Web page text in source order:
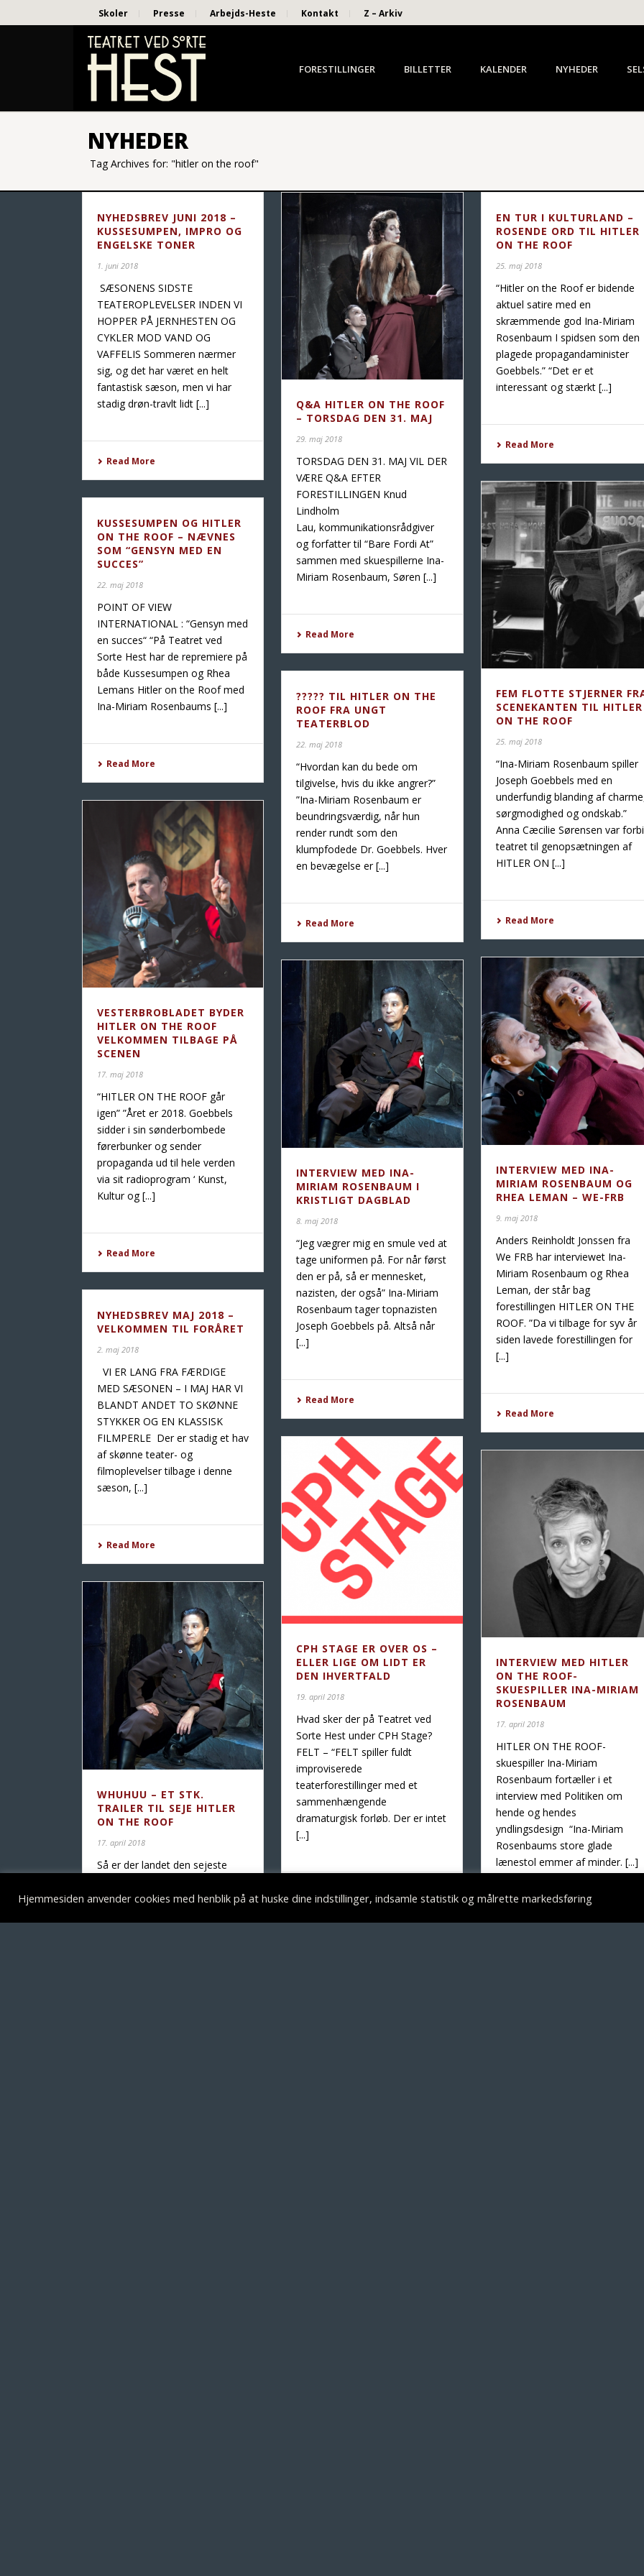
Skoler Presse Arbejds-Heste Kontakt Z – Arkiv
FORESTILLINGER BILLETTER KALENDER NYHEDER
NYHEDER
Tag Archives for: "hitler on the roof"
NYHEDSBREV JUNI 2018 –
KUSSESUMPEN, IMPRO OG
ENGELSKE TONER
1. juni 2018
SÆSONENS SIDSTE
TEATEROPLEVELSER INDEN VI
HOPPER PÅ JERNHESTEN OG
CYKLER MOD VAND OG
VAFFELIS Sommeren nærmer
sig, og det har været en helt
fantastisk sæson, men vi har
stadig drøn-travlt lidt [...]
Read More
Q&A HITLER ON THE ROOF
– TORSDAG DEN 31. MAJ
29. maj 2018
TORSDAG DEN 31. MAJ VIL DER
VÆRE Q&A EFTER
FORESTILLINGEN Knud
Lindholm
Lau, kommunikationsrådgiver
og forfatter til “Bare Fordi At”
sammen med skuespillerne Ina-
Miriam Rosenbaum, Søren [...]
Read More
EN TUR I KULTURLAND –
ROSENDE ORD TIL HITLER
ON THE ROOF
25. maj 2018
“Hitler on the Roof er bidende
aktuel satire med en
skræmmende god Ina-Miriam
Rosenbaum I spidsen som den
plagede propagandaminister
Goebbels.” “Det er et
interessant og stærkt [...]
Read More
FEM FLOTTE STJERNER
SCENEKANTEN TIL HITLER
ON THE ROOF
25. maj 2018
“Ina-Miriam Rosenbaum spiller
Joseph Goebbels med en
underfundig blanding af
sørgmodighed og ondskab.”
Anna Cæcilie Sørensen var forbi
teatret til genopsætningen af
HITLER ON [...]
Read More
KUSSESUMPEN OG HITLER
ON THE ROOF – NÆVNES
SOM “GENSYN MED EN
SUCCES”
22. maj 2018
POINT OF VIEW
INTERNATIONAL : “Gensyn med
en succes“ “På Teatret ved
Sorte Hest har de repremiere på
både Kussesumpen og Rhea
Lemans Hitler on the Roof med
Ina-Miriam Rosenbaums [...]
Read More
????? TIL HITLER ON THE
ROOF FRA UNGT
TEATERBLOD
22. maj 2018
“Hvordan kan du bede om
tilgivelse, hvis du ikke angrer?”
”Ina-Miriam Rosenbaum er
beundringsværdig, når hun
render rundt som den
klumpfodede Dr. Goebbels. Hver
en bevægelse er [...]
Read More
VESTERBROBLADET BYDER
HITLER ON THE ROOF
VELKOMMEN TILBAGE PÅ
SCENEN
17. maj 2018
“HITLER ON THE ROOF går
igen” ”Året er 2018. Goebbels
sidder i sin sønderbombede
førerbunker og sender
propaganda ud til hele verden
via sit radioprogram ‘ Kunst,
Kultur og [...]
Read More
INTERVIEW MED INA-
MIRIAM ROSENBAUM OG
RHEA LEMAN – WE-FRB
9. maj 2018
Anders Reinholdt Jonssen fra
We FRB har interviewet Ina-
Miriam Rosenbaum og Rhea
Leman, der står bag
forestillingen HITLER ON THE
ROOF. ”Da vi tilbage for syv år
siden lavede forestillingen for
[...]
Read More
INTERVIEW MED INA-
MIRIAM ROSENBAUM I
KRISTLIGT DAGBLAD
8. maj 2018
“Jeg vægrer mig en smule ved at
tage uniformen på. For når først
den er på, så er mennesket,
nazisten, der også” Ina-Miriam
Rosenbaum tager topnazisten
Joseph Goebbels på. Altså når
[...]
Read More
NYHEDSBREV MAJ 2018 –
VELKOMMEN TIL FORÅRET
2. maj 2018
VI ER LANG FRA FÆRDIGE
MED SÆSONEN – I MAJ HAR VI
BLANDT ANDET TO SKØNNE
STYKKER OG EN KLASSISK
FILMPERLE Der er stadig et hav
af skønne teater- og
filmoplevelser tilbage i denne
sæson, [...]
Read More
CPH STAGE ER OVER OS –
ELLER LIGE OM LIDT ER
DEN IHVERTFALD
19. april 2018
Hvad sker der på Teatret ved
Sorte Hest under CPH Stage?
FELT – “FELT spiller fuldt
improviserede
teaterforestillinger med et
sammenhængende
dramaturgisk forløb. Der er intet
[...]
Read More
INTERVIEW MED HITLER
ON THE ROOF-
SKUESPILLER INA-MIRIAM
ROSENBAUM
17. april 2018
HITLER ON THE ROOF-
skuespiller Ina-Miriam
Rosenbaum fortæller i et
interview med Politiken om
hende og hendes
yndlingsdesign “Ina-Miriam
Rosenbaums store glade
lænestol emmer af minder. [...]
WHUHUU – ET STK.
TRAILER TIL SEJE HITLER
ON THE ROOF
17. april 2018
Så er der landet den sejeste
JOSEPH GEOBBELS er endt i et
Hjemmesiden anvender cookies med henblik på at huske dine indstillinger, indsamle statistik og målrette markedsføring